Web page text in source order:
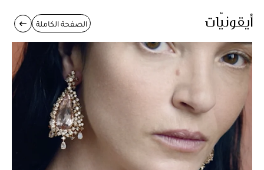
أيقونيّات الصفحة الكاملة